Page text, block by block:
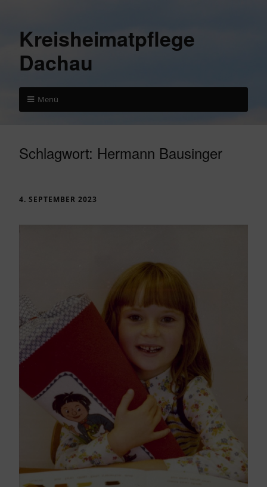
Kreisheimatpflege
Dachau
Menü
Schlagwort: Hermann Bausinger
4. SEPTEMBER 2023